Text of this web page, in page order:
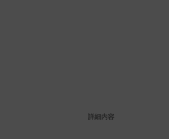
詳細内容